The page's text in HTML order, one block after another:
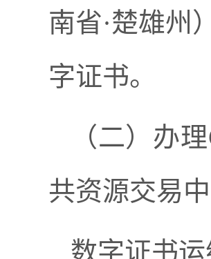
南省·楚雄州
字证书。
（二） 办理
共资源交易
数字证书